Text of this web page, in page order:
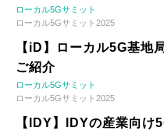
ローカル5Gサミット
ローカル5Gサミット2025
【iD】ローカル5G基
ご紹介
ローカル5Gサミット
ローカル5Gサミット2025
【IDY】IDYの産業向け